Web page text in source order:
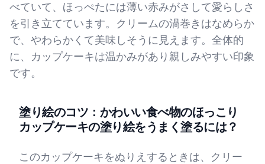
べていて、ほっぺたには薄い赤みがさして愛らしさ
を引き立てています。クリームの渦巻きはなめらか
で、やわらかくて美味しそうに見えます。全体的
に、カップケーキは温かみがあり親しみやすい印象
です。
塗り絵のコツ：かわいい食べ物のほっこり
カップケーキの塗り絵をうまく塗るには？
このカップケーキをぬりえするときは、クリー